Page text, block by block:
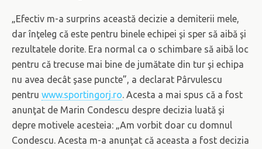
„Efectiv m-a surprins această decizie a demiterii mele,
dar înţeleg că este pentru binele echipei şi sper să aibă şi
rezultatele dorite. Era normal ca o schimbare să aibă loc
pentru că trecuse mai bine de jumătate din tur şi echipa
nu avea decât şase puncte”, a declarat Pârvulescu
pentru www.sportingorj.ro. Acesta a mai spus că a fost
anunţat de Marin Condescu despre decizia luată şi
depre motivele acesteia: „Am vorbit doar cu domnul
Condescu. Acesta m-a anunţat că aceasta a fost decizia